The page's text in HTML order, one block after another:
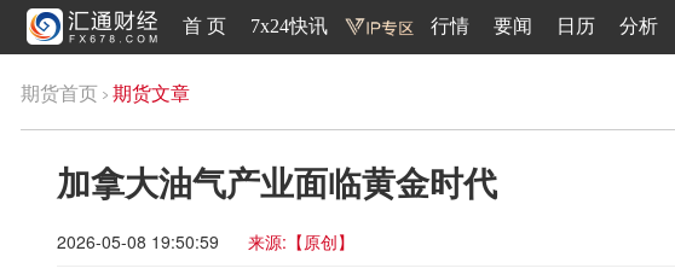
首 页 7x24快讯 行情 要闻 日历 分析
期货首页 期货文章
加拿大油气产业面临黄金时代
2026-05-08 19:50:59 来源:【原创】